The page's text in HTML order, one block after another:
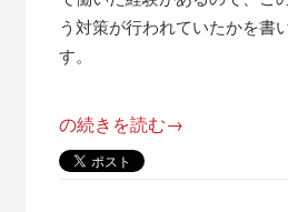
う対策が行われていたかを書
す。
“帰
属
の続きを読む→